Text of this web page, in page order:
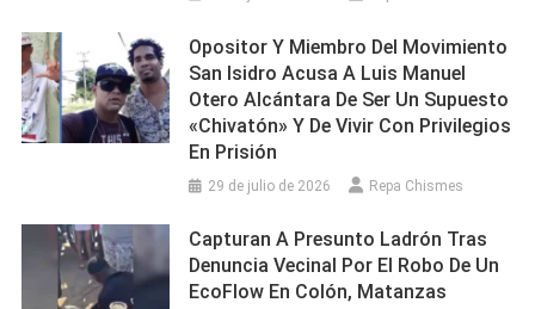
Opositor Y Miembro Del Movimiento
San Isidro Acusa A Luis Manuel
Otero Alcántara De Ser Un Supuesto
«chivatón» Y De Vivir Con Privilegios
En Prisión
29 de julio de 2026 Repa Chismes
Capturan A Presunto Ladrón Tras
Denuncia Vecinal Por El Robo De Un
EcoFlow En Colón, Matanzas